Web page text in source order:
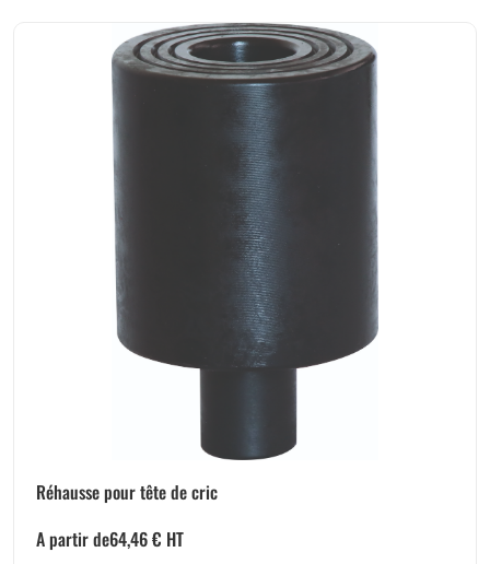
Réhausse pour tête de cric
A partir de64,46€ HT